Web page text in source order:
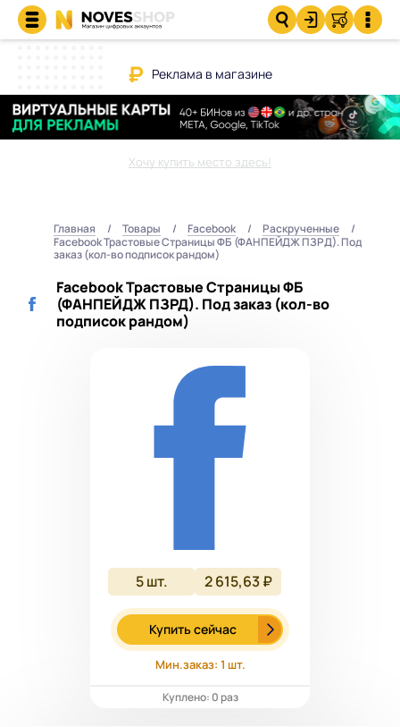
Реклама в магазине
Хочу купить место здесь!
Главная Товары Facebook
Раскрученные
Facebook Трастовые Страницы ФБ (ФАНПЕЙДЖ ПЗРД). Под
заказ (кол-во подписок рандом)
Facebook Трастовые Страницы ФБ
(ФАНПЕЙДЖ ПЗРД). Под заказ (кол-во
подписок рандом)
5 шт. 2 615,63 ₽
Купить сейчас
Мин.заказ: 1 шт.
Куплено: 0 раз